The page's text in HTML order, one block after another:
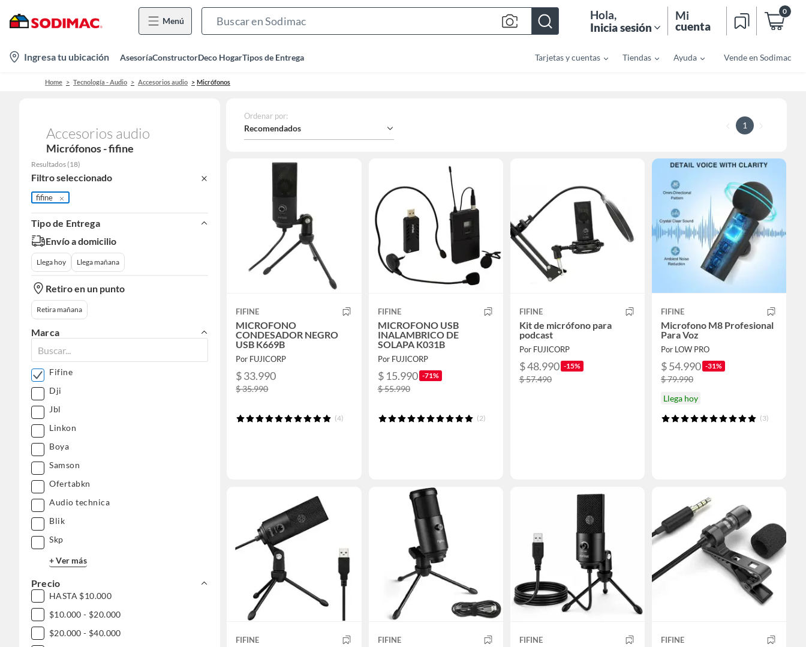
Menú
Bar
Hola,
Inicia sesión
Mi
cuenta
0
location-
icon
Ingresa tu ubicación AsesoríaConstructorDeco HogarTipos de Entrega Tarjetas y cuentas Tiendas Ayuda Vende en Sodimac
Home Tecnología - Audio Accesorios audio Micrófonos
Accesorios audio
Micrófonos - fifine
Resultados (18)
Filtro seleccionado
fifine
Tipo de Entrega
Envío a domicilio
Llega hoy Llega mañana
Retiro en un punto
Retira mañana
Marca
Fifine
Dji
Jbl
Linkon
Boya
Samson
Ofertabkn
Audio technica
Blik
Skp
+ Ver más
Precio
HASTA $10.000
$10.000 - $20.000
$20.000 - $40.000
Ordenar por:
Recomendados 1
FIFINE
MICROFONO
CONDESADOR NEGRO
USB K669B
Por FUJICORP
$ 33.990
$ 35.990
(4)
FIFINE
MICROFONO USB
INALAMBRICO DE
SOLAPA K031B
Por FUJICORP
$ 15.990 -71%
$ 55.990
(2)
FIFINE
Kit de micrófono para
podcast
Por FUJICORP
$ 48.990 -15%
$ 57.490
FIFINE
Microfono M8 Profesional
Para Voz
Por LOW PRO
$ 54.990 -31%
$ 79.990
Llega hoy
(3)
FIFINE FIFINE FIFINE FIFINE